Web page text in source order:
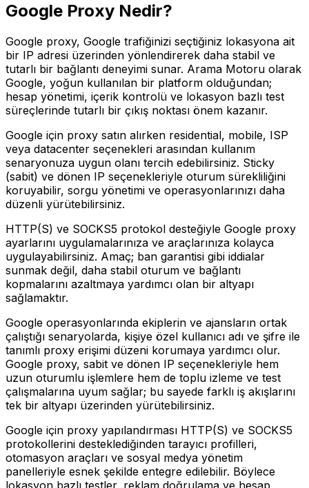
Google Proxy Nedir?
Google proxy, Google trafiğinizi seçtiğiniz lokasyona ait
bir IP adresi üzerinden yönlendirerek daha stabil ve
tutarlı bir bağlantı deneyimi sunar. Arama Motoru olarak
Google, yoğun kullanılan bir platform olduğundan;
hesap yönetimi, içerik kontrolü ve lokasyon bazlı test
süreçlerinde tutarlı bir çıkış noktası önem kazanır.
Google için proxy satın alırken residential, mobile, ISP
veya datacenter seçenekleri arasından kullanım
senaryonuza uygun olanı tercih edebilirsiniz. Sticky
(sabit) ve dönen IP seçenekleriyle oturum sürekliliğini
koruyabilir, sorgu yönetimi ve operasyonlarınızı daha
düzenli yürütebilirsiniz.
HTTP(S) ve SOCKS5 protokol desteğiyle Google proxy
ayarlarını uygulamalarınıza ve araçlarınıza kolayca
uygulayabilirsiniz. Amaç; ban garantisi gibi iddialar
sunmak değil, daha stabil oturum ve bağlantı
kopmalarını azaltmaya yardımcı olan bir altyapı
sağlamaktır.
Google operasyonlarında ekiplerin ve ajansların ortak
çalıştığı senaryolarda, kişiye özel kullanıcı adı ve şifre ile
tanımlı proxy erişimi düzeni korumaya yardımcı olur.
Google proxy, sabit ve dönen IP seçenekleriyle hem
uzun oturumlu işlemlere hem de toplu izleme ve test
çalışmalarına uyum sağlar; bu sayede farklı iş akışlarını
tek bir altyapı üzerinden yürütebilirsiniz.
Google için proxy yapılandırması HTTP(S) ve SOCKS5
protokollerini desteklediğinden tarayıcı profilleri,
otomasyon araçları ve sosyal medya yönetim
panelleriyle esnek şekilde entegre edilebilir. Böylece